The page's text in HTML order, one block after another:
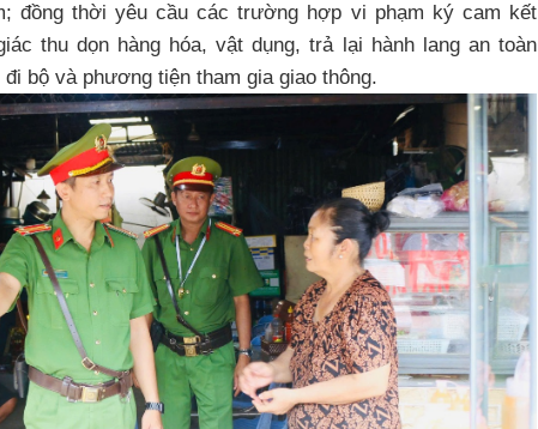
đồng thời yêu cầu các trường hợp vi phạm ký cam kết
thu dọn hàng hóa, vật dụng, trả lại hành lang an toàn
bộ và phương tiện tham gia giao thông.